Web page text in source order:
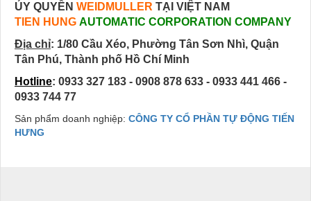
ỦY QUYỀN WEIDMULLER TẠI VIỆT NAM
TIEN HUNG AUTOMATIC CORPORATION COMPANY
Địa chỉ: 1/80 Cầu Xéo, Phường Tân Sơn Nhì, Quận
Tân Phú, Thành phố Hồ Chí Minh
Hotline: 0933 327 183 - 0908 878 633 - 0933 441 466 -
0933 744 77
Sản phẩm doanh nghiệp: CÔNG TY CỔ PHẦN TỰ ĐỘNG TIẾN
HƯNG